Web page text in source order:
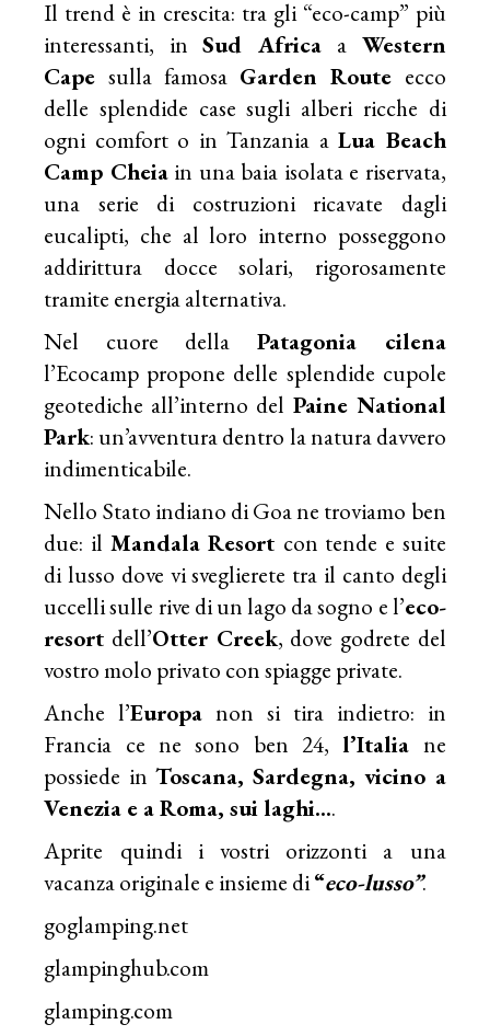
Il trend è in crescita: tra gli “eco-camp” più
interessanti, inSud Africa a Western
Capesulla famosa Garden Route ecco
delle splendide case sugli alberi ricche di
ogni comfort o in Tanzania aLua Beach
Camp Cheiain una baia isolata e riservata,
una serie di costruzioni ricavate dagli
eucalipti, che al loro interno posseggono
addirittura docce solari, rigorosamente
tramite energia alternativa.
Nel cuore dellaPatagonia cilena
l’Ecocamp propone delle splendide cupole
geotediche all’interno del Paine National
Park: un’avventura dentro la natura davvero
indimenticabile.
Nello Stato indiano di Goa ne troviamo ben
due: il Mandala Resort con tende e suite
di lusso dove vi sveglierete tra il canto degli
uccelli sulle rive di un lago da sogno e l’eco-
resort dell’Otter Creek, dove godrete del
vostro molo privato con spiagge private.
Anche l’Europa non si tira indietro: in
Francia ce ne sono ben 24,l’Italia ne
possiede in Toscana, Sardegna, vicino a
Venezia e a Roma, sui laghi….
Aprite quindi i vostri orizzonti a una
vacanza originale e insieme di“eco-lusso”.
goglamping.net
glampinghub.com
glamping.com